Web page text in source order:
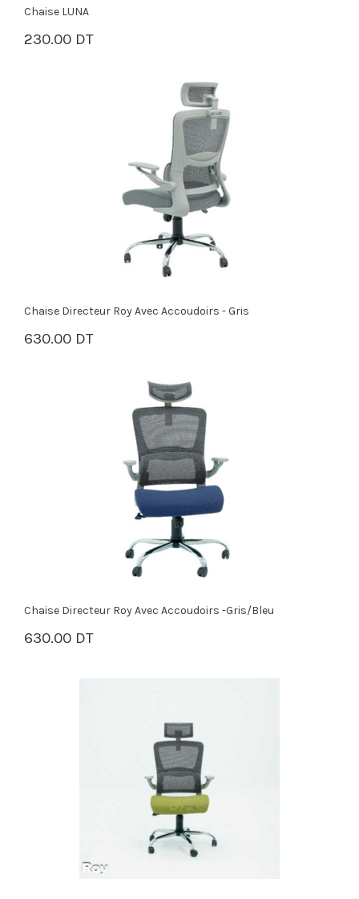
Chaise LUNA
230.00 DT
PANIER
Chaise Directeur Roy Avec Accoudoirs - Gris
630.00 DT
PANIER
Chaise Directeur Roy Avec Accoudoirs -Gris/Bleu
630.00 DT
PANIER